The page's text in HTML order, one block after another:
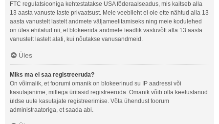
FTC regulatsiooniga kehtestatakse USA föderaalseadus, mis kaitseb alla
13 aasta vanuste laste privaatsust. Meie veebileht ei ole ette nähtud alla 13
aasta vanustelt lastelt andmete väljameelitamiseks ning meie kodulehed
on üles ehitatud nii, et blokeerida andmete teadlik vastuvõtt alla 13 aasta
vanustelt lastelt alati, kui nõutakse vanusandmeid.
Üles
Miks ma ei saa registreeruda?
On võimalik, et foorumi omanik on blokeerinud su IP aadressi või
kasutajanime, millega üritasid registreeruda. Omanik võib olla keelustanud
üldse uute kasutajate registreerimise. Võta ühendust foorum
administraatoriga, et saada abi.